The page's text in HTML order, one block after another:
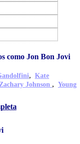
como Jon Bon Jovi
, Kate
Johnson , Young